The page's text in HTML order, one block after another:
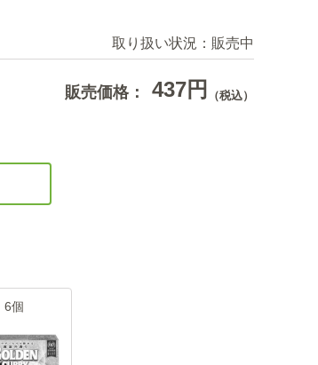
取り扱い状況： 販売中
販売価格： 437円 （税込）
6個